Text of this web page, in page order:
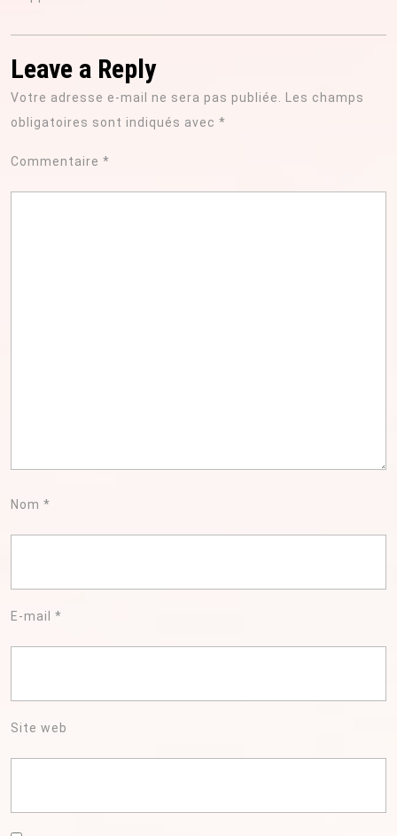
Leave a Reply
Votre adresse e-mail ne sera pas publiée.
Les champs
obligatoires sont indiqués avec *
Commentaire *
Nom *
E-mail *
Site web